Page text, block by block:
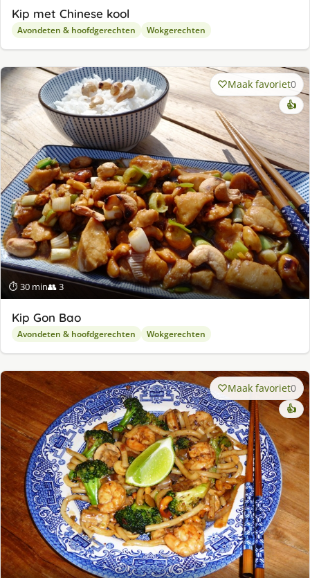
Kip met Chinese kool
Avondeten & hoofdgerechten Wokgerechten
⏱ 30 min👥 3
Maak favoriet0
👍
Kip Gon Bao
Avondeten & hoofdgerechten Wokgerechten
Maak favoriet0
👍